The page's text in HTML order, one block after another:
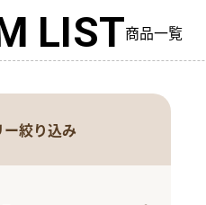
LIST商品一覧
絞り込み